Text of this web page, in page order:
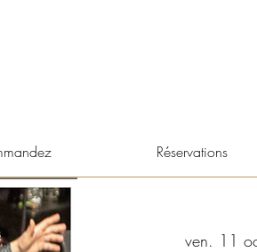
Réservations
ven. 11